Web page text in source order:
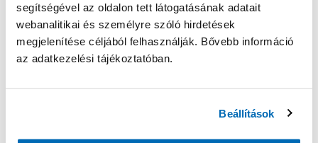
segítségével az oldalon tett látogatásának adatait
webanalitikai és személyre szóló hirdetések
megjelenítése céljából felhasználják. Bővebb információ
az adatkezelési tájékoztatóban.
Beállítások